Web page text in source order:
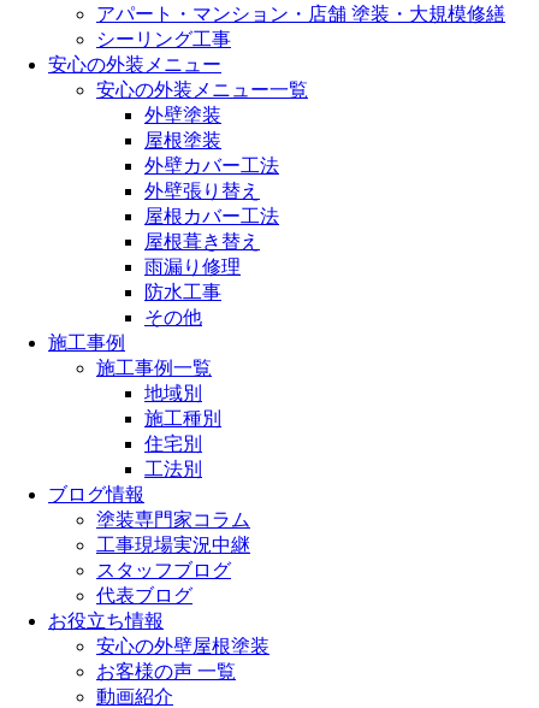
アパート・マンション・店舗 塗装・大規模修繕
シーリング工事
安心の外装メニュー
安心の外装メニュー一覧
外壁塗装
屋根塗装
外壁カバー工法
外壁張り替え
屋根カバー工法
屋根葺き替え
雨漏り修理
防水工事
その他
施工事例
施工事例一覧
地域別
施工種別
住宅別
工法別
ブログ情報
塗装専門家コラム
工事現場実況中継
スタッフブログ
代表ブログ
お役立ち情報
安心の外壁屋根塗装
お客様の声 一覧
動画紹介